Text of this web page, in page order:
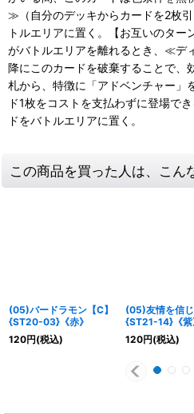
≫（自分のデッキからカードを2枚
トルエリアに置く。【お互いのタ
がバトルエリアを離れるとき、≪デ
降にこのカードを破棄することで、
札から、特徴に「アドベンチャー」
ド1枚をコストを支払わずに登場で
ドをバトルエリアに置く。
この商品を買った人は、こん
(05)バードラモン【C】
{ST20-03}《赤》
120円(税込)
(05)友情を信じ
{ST21-14}《紫
120円(税込)